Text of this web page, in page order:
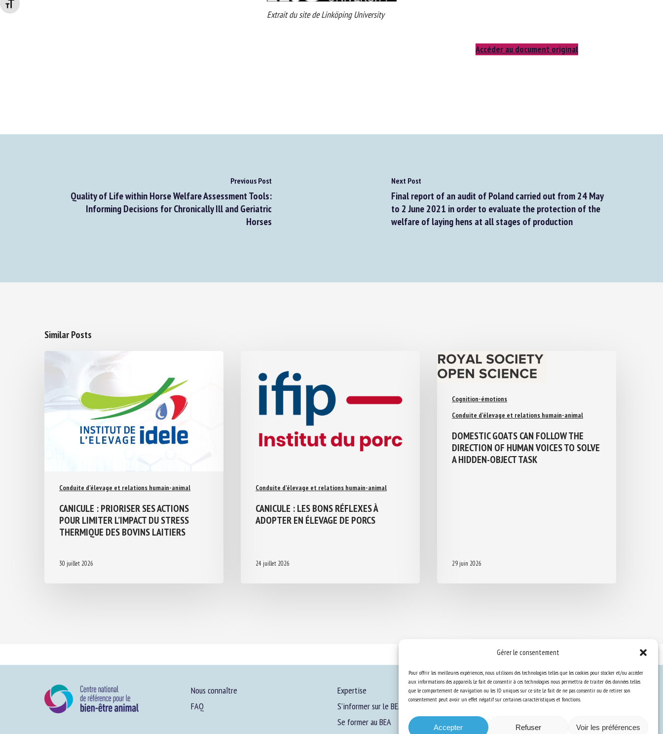
Gérer le consentement
Pour offrir les meilleures expériences, nous utilisons des technologies telles que les cookies pour stocker et/ou accéder
aux informations des appareils. Le fait de consentir à ces technologies nous permettra de traiter des données telles
que le comportement de navigation ou les ID uniques sur ce site. Le fait de ne pas consentir ou de retirer son
consentement peut avoir un effet négatif sur certaines caractéristiques et fonctions.
Accepter Refuser Voir les préférences
Changer la taille de la police
Extrait du site de Linköping University
Accéder au document original
Previous Post
Quality of Life within Horse Welfare Assessment Tools:
Informing Decisions for Chronically Ill and Geriatric
Horses
Next Post
Final report of an audit of Poland carried out from 24 May
to 2 June 2021 in order to evaluate the protection of the
welfare of laying hens at all stages of production
Similar Posts
Conduite d'élevage et relations humain-animal
CANICULE : PRIORISER SES ACTIONS
POUR LIMITER L’IMPACT DU STRESS
THERMIQUE DES BOVINS LAITIERS
30 juillet 2026
Conduite d'élevage et relations humain-animal
CANICULE : LES BONS RÉFLEXES À
ADOPTER EN ÉLEVAGE DE PORCS
24 juillet 2026
Cognition-émotions
Conduite d'élevage et relations humain-animal
DOMESTIC GOATS CAN FOLLOW THE
DIRECTION OF HUMAN VOICES TO
SOLVE A HIDDEN-OBJECT TASK
29 juin 2026
Nous connaître
FAQ
Expertise
S’informer sur le BEA
Se former au BEA
Ressources